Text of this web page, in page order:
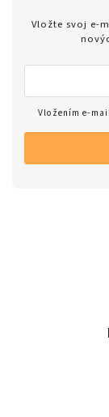
Vložte svoj e-
Vložením e-